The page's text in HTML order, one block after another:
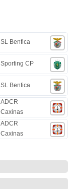
SL Benfica
Sporting CP
SL Benfica
ADCR
Caxinas
ADCR
Caxinas